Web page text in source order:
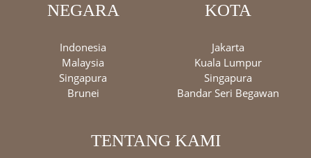
NEGARA
Indonesia
Malaysia
Singapura
Brunei
KOTA
Jakarta
Kuala Lumpur
Singapura
Bandar Seri Begawan
TENTANG KAMI